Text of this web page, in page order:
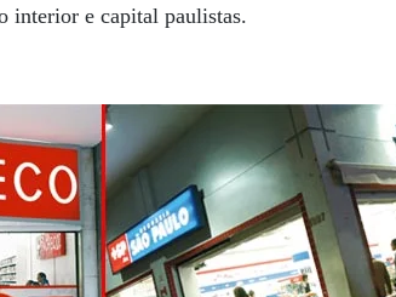
interior e capital paulistas.